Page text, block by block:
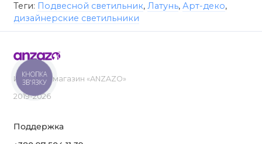
Теги: Подвесной светильник, Латунь, Арт-деко,
дизайнерские светильники
Интернет-магазин «ANZAZO»
2019-2026
Поддержка
КНОПКА
ЗВ'ЯЗКУ